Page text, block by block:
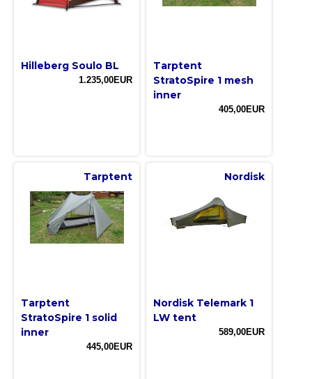
Hilleberg Soulo BL
1.235,00EUR
Tarptent
StratoSpire 1 mesh
inner
405,00EUR
Tarptent
Tarptent
StratoSpire 1 solid
inner
445,00EUR
Nordisk
Nordisk Telemark 1
LW tent
589,00EUR